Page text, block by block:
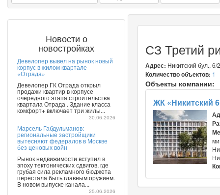
Новости о
новостройках
Девелопер вывел на рынок новый
корпус в жилом квартале
«Отрада»
Девелопер ГК Отрада открыл
продажи квартир в корпусе
очередного этапа строительства
квартала Отрада . Здание класса
комфорт+ включает три жилы...
30.06.2026
Марсель Габдульманов:
региональные застройщики
вытесняют федералов в Москве
без ценовых войн
Рынок недвижимости вступил в
эпоху тектонических сдвигов, где
грубая сила рекламного бюджета
перестала быть главным оружием.
В новом выпуске канала...
25.06.2026
СЗ Третий
Адрес: Никитский бул., 6/
Количество объектов: 1
Объекты компании:
ЖК «Никитский